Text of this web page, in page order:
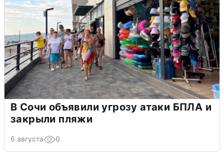
В Сочи объявили угрозу атаки БПЛА и
закрыли пляжи
6 августа 0